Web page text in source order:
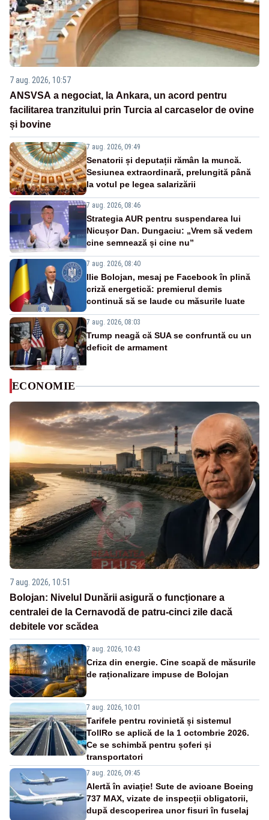
7 aug. 2026, 10:57
ANSVSA a negociat, la Ankara, un acord pentru
facilitarea tranzitului prin Turcia al carcaselor de ovine
și bovine
7 aug. 2026, 09:49
Senatorii și deputații rămân la muncă.
Sesiunea extraordinară, prelungită până
la votul pe legea salarizării
7 aug. 2026, 08:46
Strategia AUR pentru suspendarea lui
Nicușor Dan. Dungaciu: „Vrem să vedem
cine semnează și cine nu”
7 aug. 2026, 08:40
Ilie Bolojan, mesaj pe Facebook în plină
criză energetică: premierul demis
continuă să se laude cu măsurile luate
7 aug. 2026, 08:03
Trump neagă că SUA se confruntă cu un
deficit de armament
ECONOMIE
7 aug. 2026, 10:51
Bolojan: Nivelul Dunării asigură o funcționare a
centralei de la Cernavodă de patru-cinci zile dacă
debitele vor scădea
7 aug. 2026, 10:43
Criza din energie. Cine scapă de măsurile
de raționalizare impuse de Bolojan
7 aug. 2026, 10:01
Tarifele pentru rovinietă și sistemul
TollRo se aplică de la 1 octombrie 2026.
Ce se schimbă pentru șoferi și
transportatori
7 aug. 2026, 09:45
Alertă în aviație! Sute de avioane Boeing
737 MAX, vizate de inspecții obligatorii,
după descoperirea unor fisuri în fuselaj